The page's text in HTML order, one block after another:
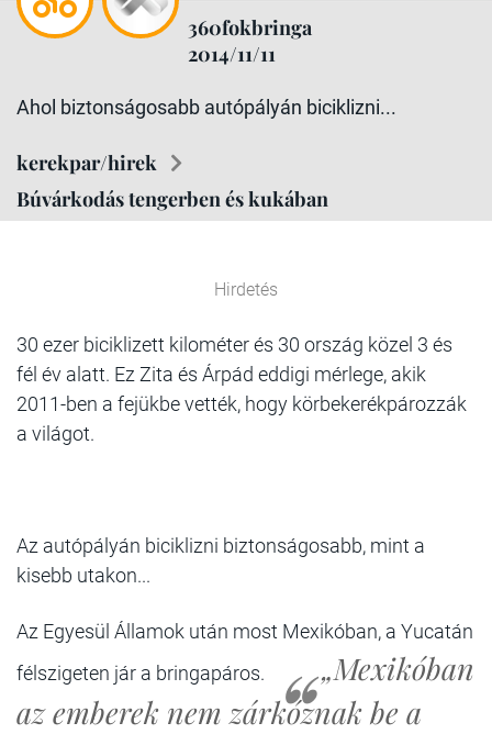
360fokbringa
2014/11/11
Ahol biztonságosabb autópályán biciklizni...
kerekpar/hirek
Búvárkodás tengerben és kukában
Hirdetés
30 ezer biciklizett kilométer és 30 ország közel 3 és
fél év alatt. Ez Zita és Árpád eddigi mérlege, akik
2011-ben a fejükbe vették, hogy körbekerékpározzák
a világot.
Az autópályán biciklizni biztonságosabb, mint a
kisebb utakon...
Az Egyesül Államok után most Mexikóban, a Yucatán
félszigeten jár a bringapáros.
„Mexikóban
az emberek nem zárkóznak be a